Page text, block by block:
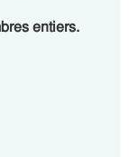
entiers.